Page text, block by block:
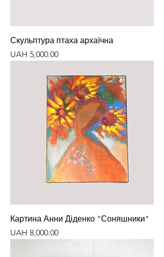
Скульптура птаха архаїчна
Price
UAH 5,000.00
Картина Анни Діденко "Соняшники"
Price
UAH 8,000.00